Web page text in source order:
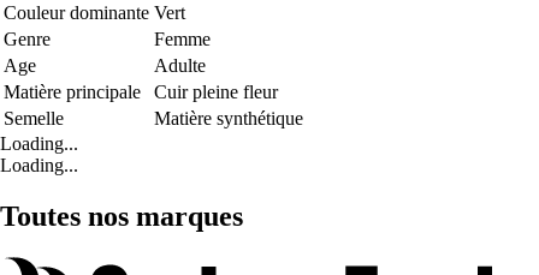
Couleur dominante Vert
Genre
Femme
Age
Adulte
Matière principale
Cuir pleine fleur
Semelle
Matière synthétique
Loading...
Loading...
Toutes nos marques